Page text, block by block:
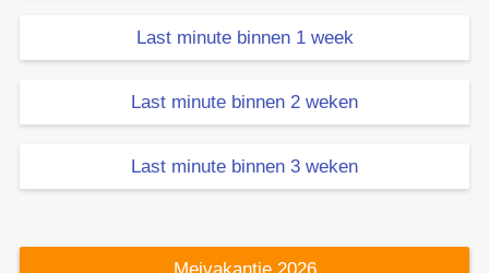
Last minute binnen 1 week
Last minute binnen 2 weken
Last minute binnen 3 weken
Meivakantie 2026